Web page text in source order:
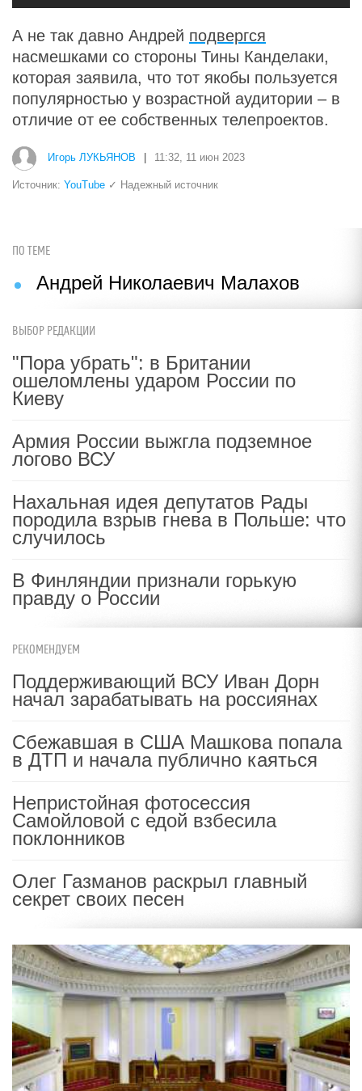
А не так давно Андрей подвергся
насмешками со стороны Тины Канделаки,
которая заявила, что тот якобы пользуется
популярностью у возрастной аудитории – в
отличие от ее собственных телепроектов.
Игорь ЛУКЬЯНОВ 11:32, 11 июн 2023
Источник: YouTube ✓ Надежный источник
ПО ТЕМЕ
Андрей Николаевич Малахов
ВЫБОР РЕДАКЦИИ
"Пора убрать": в Британии
ошеломлены ударом России по
Киеву
Армия России выжгла подземное
логово ВСУ
Нахальная идея депутатов Рады
породила взрыв гнева в Польше: что
случилось
В Финляндии признали горькую
правду о России
РЕКОМЕНДУЕМ
Поддерживающий ВСУ Иван Дорн
начал зарабатывать на россиянах
Сбежавшая в США Машкова попала
в ДТП и начала публично каяться
Непристойная фотосессия
Самойловой с едой взбесила
поклонников
Олег Газманов раскрыл главный
секрет своих песен